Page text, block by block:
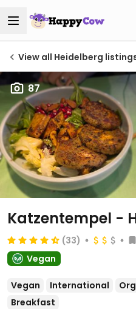
View all Heidelberg
87
Katzentempel -
(33)
Vegan
Vegan International
Breakfast